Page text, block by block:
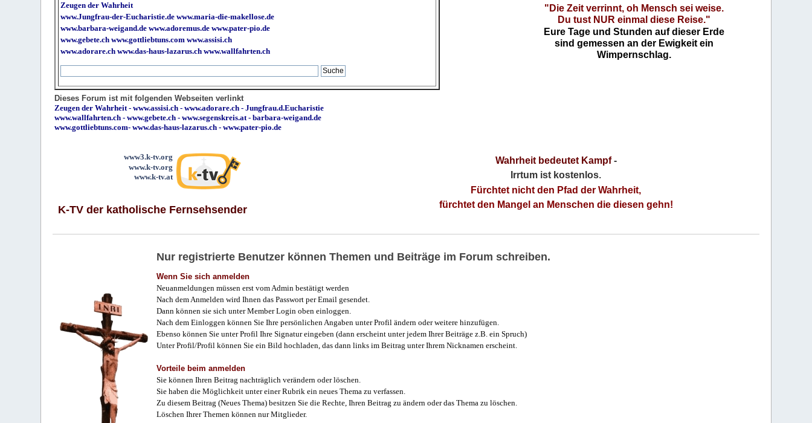
Zeugen der Wahrheit
www.Jungfrau-der-Eucharistie.de www.maria-die-makellose.de
www.barbara-weigand.de www.adoremus.de www.pater-pio.de
www.gebete.ch www.gottliebtuns.com www.assisi.ch
www.adorare.ch www.das-haus-lazarus.ch www.wallfahrten.ch
"Die Zeit verrinnt, oh Mensch sei weise.
Du tust NUR einmal diese Reise."
Eure Tage und Stunden auf dieser Erde
sind gemessen an der Ewigkeit ein
Wimpernschlag.
Dieses Forum ist mit folgenden Webseiten verlinkt
Zeugen der Wahrheit-www.assisi.ch -www.adorare.ch -Jungfrau.d.Eucharistie
www.wallfahrten.ch -www.gebete.ch -www.segenskreis.at-barbara-weigand.de
www.gottliebtuns.com-www.das-haus-lazarus.ch - www.pater-pio.de
www3.k-tv.org
www.k-tv.org
www.k-tv.at
K-TV der katholische Fernsehsender
Wahrheit bedeutet Kampf-
Irrtum ist kostenlos.
Fürchtet nicht den Pfad der Wahrheit,
fürchtet den Mangel an Menschen die diesen gehn!
Nur registrierte Benutzer können Themen und Beiträge im Forum schreiben.
Wenn Sie sich anmelden
Neuanmeldungen müssen erst vom Admin bestätigt werden
Nach dem Anmelden wird Ihnen das Passwort per Email gesendet.
Dann können sie sich unter Member Login oben einloggen.
Nach dem Einloggen können Sie Ihre persönlichen Angaben unter Profil ändern oder weitere hinzufügen.
Ebenso können Sie unter Profil Ihre Signatur eingeben (dann erscheint unter jedem Ihrer Beiträge z.B. ein Spruch)
Unter Profil/Profil können Sie ein Bild hochladen, das dann links im Beitrag unter Ihrem Nicknamen erscheint.
Vorteile beim anmelden
Sie können Ihren Beitrag nachträglich verändern oder löschen.
Sie haben die Möglichkeit unter einer Rubrik ein neues Thema zu verfassen.
Zu diesem Beitrag (Neues Thema) besitzen Sie die Rechte, Ihren Beitrag zu ändern oder das Thema zu löschen.
Löschen Ihrer Themen können nur Mitglieder.